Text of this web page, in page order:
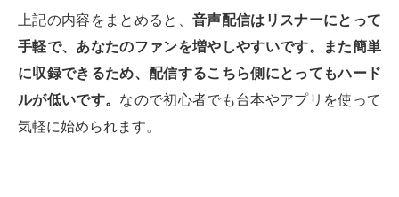
上記の内容をまとめると、 音声配信はリスナーにとって
手軽で、あなたのファンを増やしやすいです。また簡単
に収録できるため、配信するこちら側にとってもハード
ルが低いです。 なので初心者でも台本やアプリを使って
気軽に始められます。